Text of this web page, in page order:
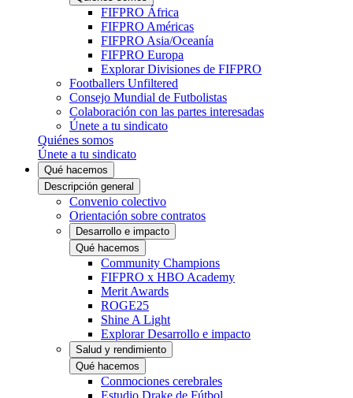
FIFPRO África
FIFPRO Américas
FIFPRO Asia/Oceanía
FIFPRO Europa
Explorar Divisiones de FIFPRO
Footballers Unfiltered
Consejo Mundial de Futbolistas
Colaboración con las partes interesadas
Únete a tu sindicato
Quiénes somos
Únete a tu sindicato
Qué hacemos
Descripción general
Convenio colectivo
Orientación sobre contratos
Desarrollo e impacto
Qué hacemos
Community Champions
FIFPRO x HBO Academy
Merit Awards
ROGE25
Shine A Light
Explorar Desarrollo e impacto
Salud y rendimiento
Qué hacemos
Conmociones cerebrales
Estudio Drake de Fútbol